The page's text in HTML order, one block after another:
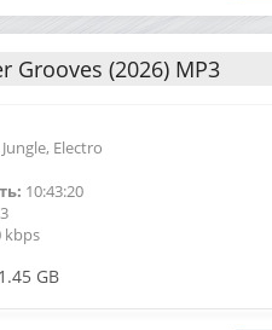
Grooves (2026) MP3
Electro
10:43:20
kbps
1.45 GB